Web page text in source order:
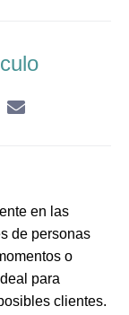
en las
de personas
o
para
clientes.